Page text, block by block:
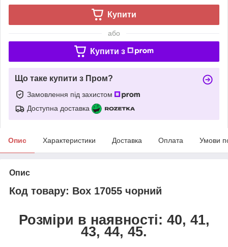
Купити
або
Купити з
Що таке купити з Пром?
Замовлення під захистом
Доступна доставка
Опис Характеристики Доставка Оплата Умови
Опис
Код товару: Box 17055 чорний
Розміри в наявності: 40, 41,
43, 44, 45.